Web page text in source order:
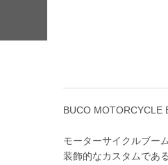
BUCO MOTORCYCLE
モーターサイクルブー
装飾的なカスタムであ